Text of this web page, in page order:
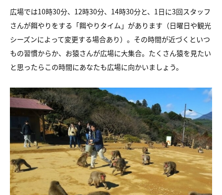
広場では10時30分、12時30分、14時30分と、1日に3回スタッフ
さんが餌やりをする「餌やりタイム」があります（日曜日や観光
シーズンによって変更する場合あり）。その時間が近づくといつ
もの習慣からか、お猿さんが広場に大集合。たくさん猿を見たい
と思ったらこの時間にあなたも広場に向かいましょう。